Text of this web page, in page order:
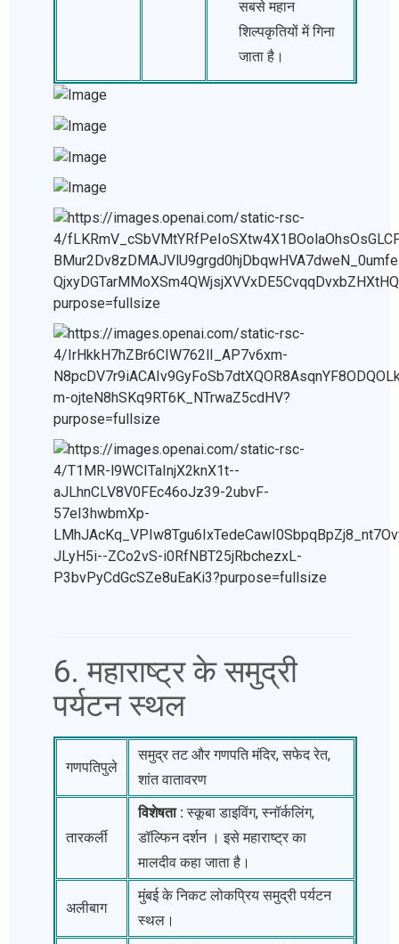
सबसे महान
शिल्पकृतियों में गिना
जाता है।
6. महाराष्ट्र के समुद्री
पर्यटन स्थल
गणपतिपुले
समुद्र तट और गणपति मंदिर, सफेद रेत,
शांत वातावरण
तारकर्ली
विशेषता :स्कूबा डाइविंग, स्नॉर्कलिंग,
डॉल्फिन दर्शन । इसे महाराष्ट्र का
मालदीव कहा जाता है।
अलीबाग
मुंबई के निकट लोकप्रिय समुद्री पर्यटन
स्थल।